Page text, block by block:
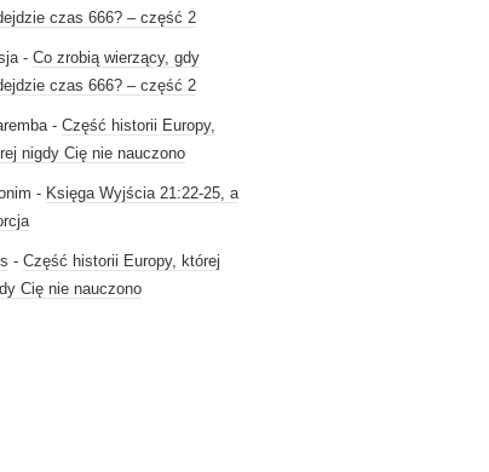
czas 666? – część 2
- Co zrobią wierzący, gdy
czas 666? – część 2
- Część historii Europy,
nigdy Cię nie nauczono
- Księga Wyjścia 21:22-25, a
- Część historii Europy, której
Cię nie nauczono